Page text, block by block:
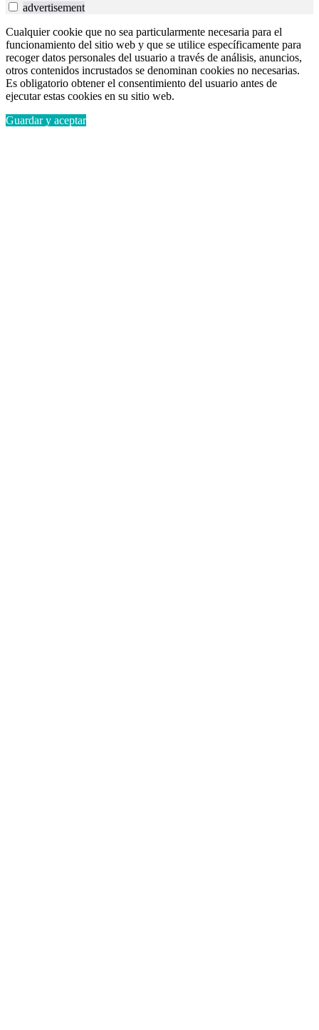
advertisement
Cualquier cookie que no sea particularmente necesaria para el
funcionamiento del sitio web y que se utilice específicamente para
recoger datos personales del usuario a través de análisis, anuncios,
otros contenidos incrustados se denominan cookies no necesarias.
Es obligatorio obtener el consentimiento del usuario antes de
ejecutar estas cookies en su sitio web.
Guardar y aceptar